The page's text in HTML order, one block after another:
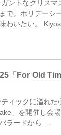
ントなクリスマ
で。ホリデーシ
わいたい。
「For Old
ィックに溢れた
」を開催し会
ラードから …